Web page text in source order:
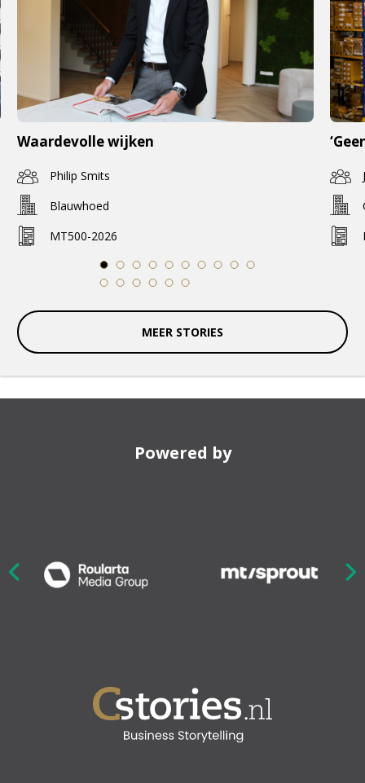
Waardevolle wijken
Philip Smits
Blauwhoed
MT500-2026
1
2 3 4 5 6 7 8 9
10
11 12 13 14 15 16
MEER STORIES
Powered by